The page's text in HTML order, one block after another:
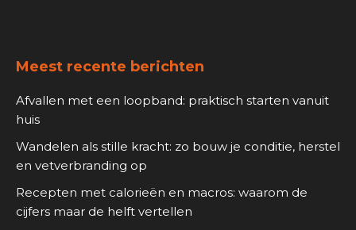
Meest recente berichten
Afvallen met een loopband: praktisch starten vanuit
huis
Wandelen als stille kracht: zo bouw je conditie, herstel
en vetverbranding op
Recepten met calorieën en macros: waarom de
cijfers maar de helft vertellen